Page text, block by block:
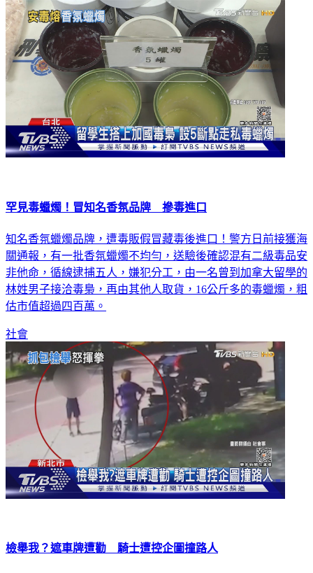
罕見毒蠟燭！冒知名香氛品牌 摻毒進口
知名香氛蠟燭品牌，遭毒販假冒藏毒後進口！警方日前接獲海
關通報，有一批香氛蠟燭不均勻，送驗後確認混有二級毒品安
非他命，循線逮捕五人，嫌犯分工，由一名曾到加拿大留學的
林姓男子接洽毒梟，再由其他人取貨，16公斤多的毒蠟燭，粗
估市值超過四百萬。
社會
檢舉我？遮車牌遭勸 騎士遭控企圖撞路人